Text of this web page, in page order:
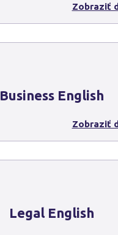
Zobraziť
Business English
Zobraziť
Legal English